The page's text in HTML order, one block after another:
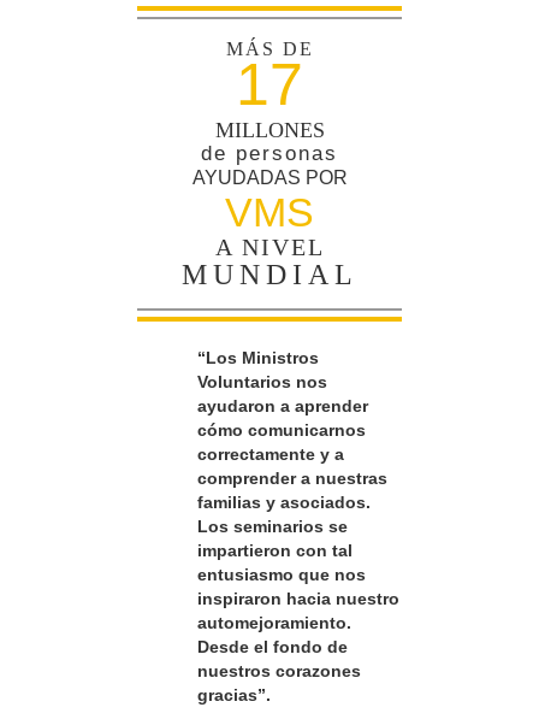
MÁS DE
17
MILLONES
de personas
AYUDADAS POR
VMS
A NIVEL
MUNDIAL
“Los Ministros
Voluntarios nos
ayudaron a aprender
cómo comunicarnos
correctamente y a
comprender a nuestras
familias y asociados.
Los seminarios se
impartieron con tal
entusiasmo que nos
inspiraron hacia nuestro
automejoramiento.
Desde el fondo de
nuestros corazones
gracias”.